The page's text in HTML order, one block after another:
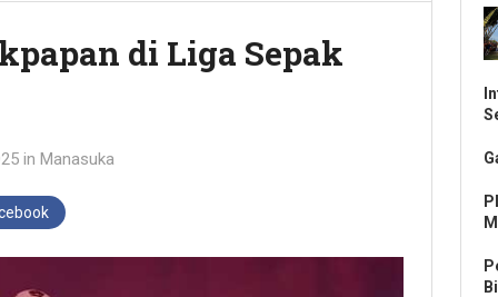
di Liga Sepak
in Manasuka